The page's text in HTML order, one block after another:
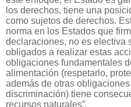
los derechos, tiene una
como sujetos de derechos.
norma en los Estados que
declaraciones, no es electiva
obligados a realizar estas
obligaciones fundamentales
alimentación (respetarlo,
además de otras
discriminación) tiene
recursos naturales”.